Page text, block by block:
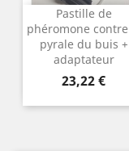
Pastille de
phéromone
pyrale du buis +
adaptateur
Prix
23,22 €